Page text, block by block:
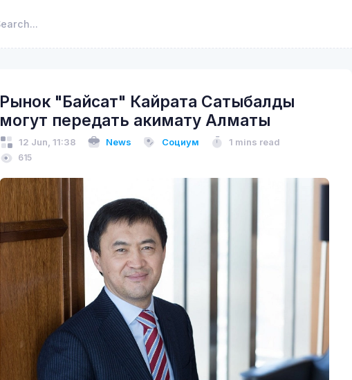
Рынок "Байсат" Кайрата Сатыбалды
могут передать акимату Алматы
12 Jun, 11:38 News Социум 1 mins read
615